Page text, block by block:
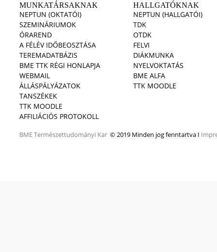
MUNKATÁRSAKNAK
NEPTUN (OKTATÓI)
SZEMINÁRIUMOK
ÓRAREND
A FÉLÉV IDŐBEOSZTÁSA
TEREMADATBÁZIS
BME TTK RÉGI HONLAPJA
WEBMAIL
ÁLLÁSPÁLYÁZATOK
TANSZÉKEK
TTK MOODLE
AFFILIÁCIÓS PROTOKOLL
BMETermészettudományi Kar © 2019 Minden jog fenntartva I
HALLGATÓKNAK
NEPTUN (HALLGATÓI)
TDK
OTDK
FELVI
DIÁKMUNKA
NYELVOKTATÁS
BME ALFA
TTK MOODLE